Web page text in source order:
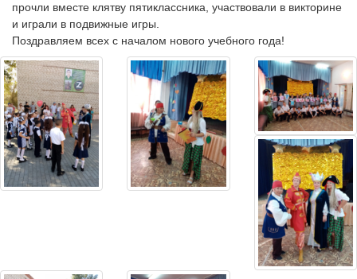
прочли вместе клятву пятиклассника, участвовали в викторине
и играли в подвижные игры.
Поздравляем всех с началом нового учебного года!